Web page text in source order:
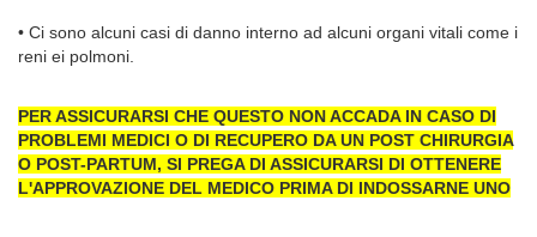
• Ci sono alcuni casi di danno interno ad alcuni organi vitali come i
reni ei polmoni.
PER ASSICURARSI CHE QUESTO NON ACCADA IN CASO DI
PROBLEMI MEDICI O DI RECUPERO DA UN POST CHIRURGIA
O POST-PARTUM, SI PREGA DI ASSICURARSI DI OTTENERE
L'APPROVAZIONE DEL MEDICO PRIMA DI INDOSSARNE UNO